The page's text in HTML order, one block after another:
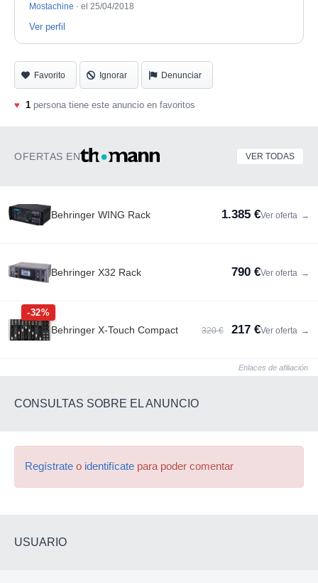
Mostachine · el 25/04/2018
Ver perfil
Favorito Ignorar Denunciar
♥ 1 persona tiene este anuncio en favoritos
OFERTAS EN VER TODAS
Behringer WING Rack 1.385 €Ver oferta →
Behringer X32 Rack 790 €Ver oferta →
-32%
Behringer X-Touch Compact 320 € 217 €Ver oferta →
Enlaces de afiliación
CONSULTAS SOBRE EL ANUNCIO
Regístrate o identifícate para poder comentar
USUARIO